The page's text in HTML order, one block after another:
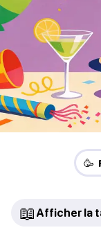
🥳
📖 Afficher la